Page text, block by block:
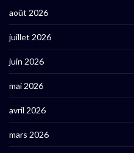
août 2026
juillet 2026
juin 2026
mai 2026
avril 2026
mars 2026